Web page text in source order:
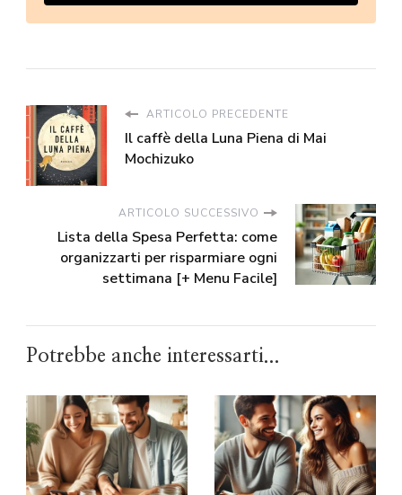
ARTICOLO PRECEDENTE
Il caffè della Luna Piena di Mai
Mochizuko
ARTICOLO SUCCESSIVO
Lista della Spesa Perfetta: come
organizzarti per risparmiare ogni
settimana [+ Menu Facile]
Potrebbe anche interessarti...